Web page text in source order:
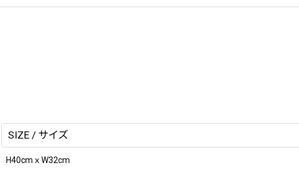
SIZE / サイズ
H40cmｘW32cm